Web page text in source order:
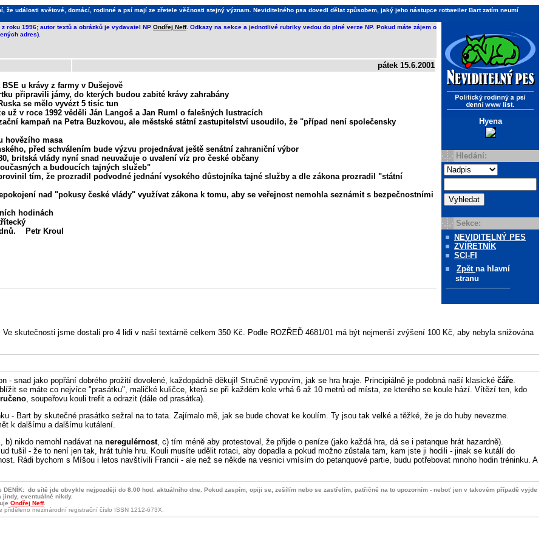
že události světové, domácí, rodinné a psí mají ze zřetele věčnosti stejný význam. Neviditelného psa dovedl dělat způsobem, jaký jeho nástupce rottweiler Bart zatím neumí
Hyena
Hledání:
Sekce:
NEVIDITELNÝ PES
ZVÍŘETNÍK
SCI-FI
Zpět na hlavní
stranu
roku 1996; autor textů a obrázků je vydavatel NP Ondřej Neff. Odkazy na sekce a jednotlivé rubriky vedou do plné verze NP. Pokud máte zájem o
adres).
pátek 15.6.2001
u krávy z farmy v Dušejově
připravili jámy, do kterých budou zabité krávy zahrabány
se mělo vyvézt 5 tisíc tun
v roce 1992 věděli Ján Langoš a Jan Ruml o falešných lustracích
kampaň na Petra Buzkovou, ale městské státní zastupitelství usoudilo, že "případ není společensky
hovězího masa
před schválením bude výzvu projednávat ještě senátní zahraniční výbor
britská vlády nyní snad neuvažuje o uvalení víz pro české občany
a budoucích tajných služeb"
tím, že prozradil podvodné jednání vysokého důstojníka tajné služby a dle zákona prozradil "státní
nad "pokusy české vlády" využívat zákona k tomu, aby se veřejnost nemohla seznámit s bezpečnostními
hodinách
dnů. Petr Kroul
skutečnosti jsme dostali pro 4 lidi v naší textárně celkem 350 Kč. Podle ROZŘEĎ 4681/01 má být nejmenší zvýšení 100 Kč, aby nebyla snižována
- snad jako popřání dobrého prožití dovolené, každopádně děkuji! Stručně vypovím, jak se hra hraje. Principiálně je podobná naší klasické čáře.
se máte co nejvíce "prasátku", maličké kuličce, která se při každém kole vrhá 6 až 10 metrů od místa, ze kterého se koule hází. Vítězí ten, kdo
, soupeřovu kouli trefit a odrazit (dále od prasátka).
- Bart by skutečné prasátko sežral na to tata. Zajímalo mě, jak se bude chovat ke koulím. Ty jsou tak velké a těžké, že je do huby nevezme.
k dalšímu a dalšímu kutálení.
b) nikdo nemohl nadávat na neregulérnost, c) tím méně aby protestoval, že přijde o peníze (jako každá hra, dá se i petanque hrát hazardně).
tušil - že to není jen tak, hrát tuhle hru. Kouli musíte udělit rotaci, aby dopadla a pokud možno zůstala tam, kam jste ji hodili - jinak se kutálí do
Rádi bychom s Míšou i letos navštívili Francii - ale než se někde na vesnici vmísím do petanquové partie, budu potřebovat mnoho hodin tréninku. A
DENÍK: do sítě jde obvykle nejpozději do 8.00 hod. aktuálního dne. Pokud zaspím, opiji se, zešílím nebo se zastřelím, patřičně na to upozorním - neboť jen v takovém případě vyjde
jindy, eventuálně nikdy.
Ondřej Neff.
přiděleno mezinárodní registrační číslo ISSN 1212-673X.